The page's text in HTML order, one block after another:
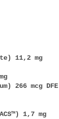
11,2 mg
266 mcg DFE
1,7 mg